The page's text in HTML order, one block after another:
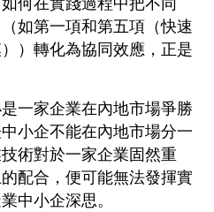
如第一項和第五項（快速
）轉化為協同效應，正是
一家企業在內地市場爭勝
小企不能在內地市場分一
術對於一家企業固然重
配合，便可能無法發揮實
中小企深思。